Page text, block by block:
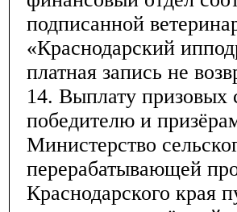
подписанной
«Краснодарский
платная запись не
14. Выплату
победителю и
Министерство
перерабатывающей
Краснодарского края